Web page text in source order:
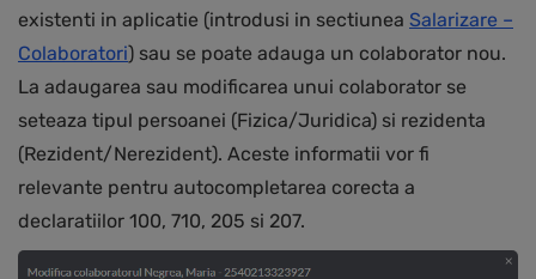
existenti in aplicatie (introdusi in sectiunea Salarizare –
Colaboratori) sau se poate adauga un colaborator nou.
La adaugarea sau modificarea unui colaborator se
seteaza tipul persoanei (Fizica/Juridica) si rezidenta
(Rezident/Nerezident). Aceste informatii vor fi
relevante pentru autocompletarea corecta a
declaratiilor 100, 710, 205 si 207.